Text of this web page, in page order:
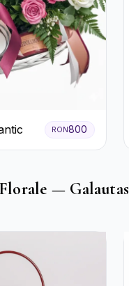
RON800
— Galautas